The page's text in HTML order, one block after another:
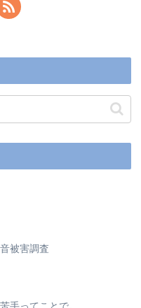
被害調査